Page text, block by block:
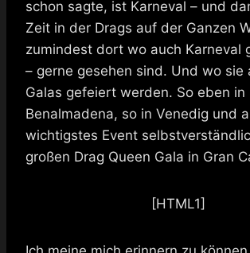
schon sagte, ist Karneval – und
Zeit in der Drags auf der Ganzen
zumindest dort wo auch Karneval
– gerne gesehen sind. Und wo sie
Galas gefeiert werden. So eben in
Benalmadena, so in Venedig und
wichtigstes Event
großen Drag Queen Gala in Gran
[HTML1]